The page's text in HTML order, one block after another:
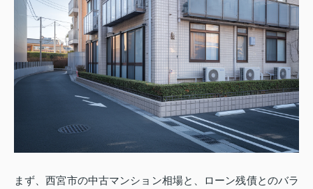
まず、西宮市の中古マンション相場と、ローン残債とのバラ